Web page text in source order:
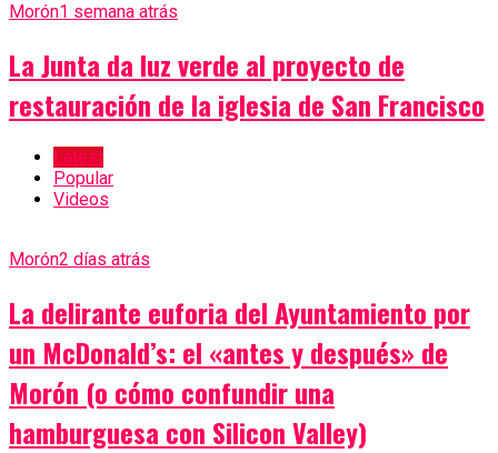
Morón1 semana atrás
La Junta da luz verde al proyecto de
restauración de la iglesia de San Francisco
Latest
Popular
Videos
Morón2 días atrás
La delirante euforia del Ayuntamiento por
un McDonald’s: el «antes y después» de
Morón (o cómo confundir una
hamburguesa con Silicon Valley)